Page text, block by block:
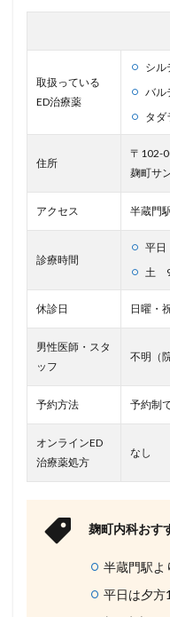
取扱っている
ED治療薬
シル
バル
タダ
住所
〒102-
麹町サ
アクセス 半蔵門
診療時間
平日
土
休診日 日曜・
男性医師・スタ
ッフ
不明（
予約方法 予約制
オンラインED
治療薬処方
なし
麹町内科おす
半蔵門駅よ
平日は夕方